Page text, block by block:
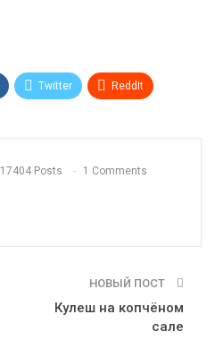
Twitter ReddIt
17404 Posts 1 Comments
НОВЫЙ ПОСТ
Кулеш на копчёном
сале